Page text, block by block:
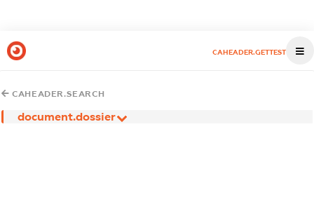
CAHEADER.GETTEST
CAHEADER.SEARCH
document.dossier